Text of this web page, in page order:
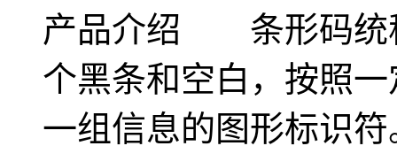
产品介绍 条形码统
个黑条和空白，按照
一组信息的图形标识